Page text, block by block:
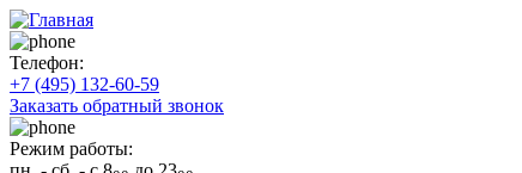
Телефон:
+7 (495) 132-60-59
Заказать обратный звонок
Режим работы: